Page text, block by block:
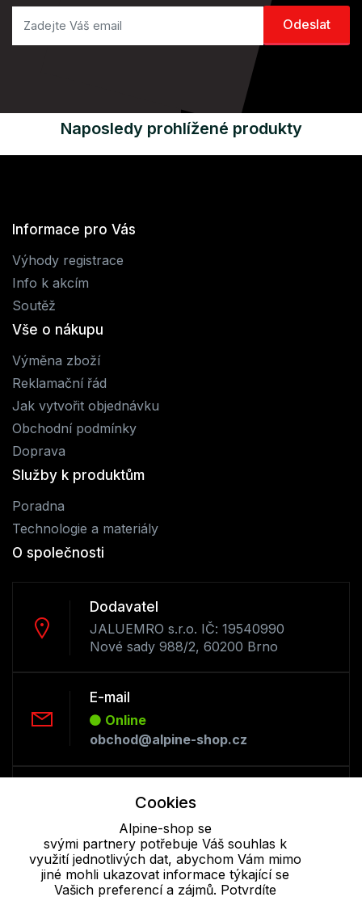
Naposledy prohlížené produkty
Informace pro Vás
Výhody registrace
Info k akcím
Soutěž
Vše o nákupu
Výměna zboží
Reklamační řád
Jak vytvořit objednávku
Obchodní podmínky
Doprava
Služby k produktům
Poradna
Technologie a materiály
O společnosti
Dodavatel
JALUEMRO s.r.o. IČ: 19540990
Nové sady 988/2, 60200 Brno
E-mail
Online
obchod@alpine-shop.cz
Offline
+420 530 334 493
Cookie - podrobné nastavení|Další informace|Ochrana osobních
Cookies
Alpine-shop se
svými partnery potřebuje Váš souhlas k
využití jednotlivých dat, abychom Vám mimo
jiné mohli ukazovat informace týkající se
Vašich preferencí a zájmů. Potvrdíte